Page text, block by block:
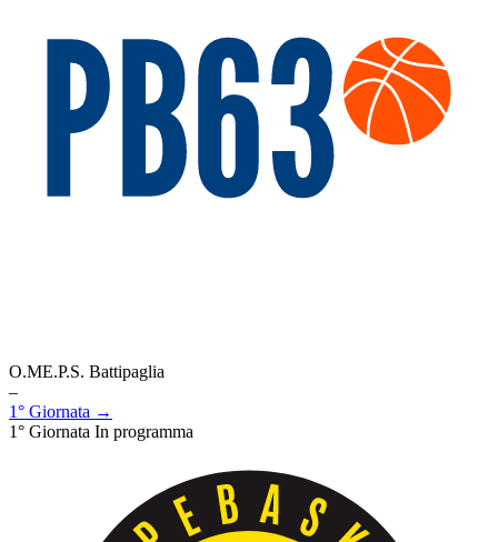
O.ME.P.S. Battipaglia
–
1° Giornata →
1° Giornata In programma